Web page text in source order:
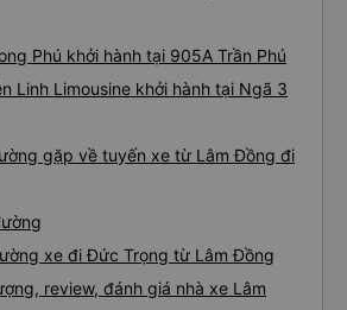
Phú khởi hành tại 905A Trần Phú
Linh Limousine khởi hành tại Ngã 3
gặp về tuyến xe từ Lâm Đồng đi
xe đi Đức Trọng từ Lâm Đồng
review, đánh giá nhà xe Lâm